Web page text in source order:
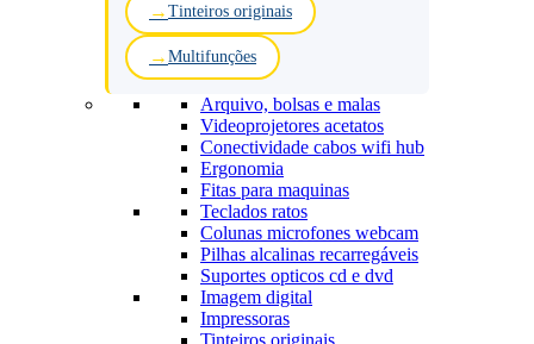
Tinteiros originais
Multifunções
Arquivo, bolsas e malas
Videoprojetores acetatos
Conectividade cabos wifi hub
Ergonomia
Fitas para maquinas
Teclados ratos
Colunas microfones webcam
Pilhas alcalinas recarregáveis
Suportes opticos cd e dvd
Imagem digital
Impressoras
Tinteiros originais